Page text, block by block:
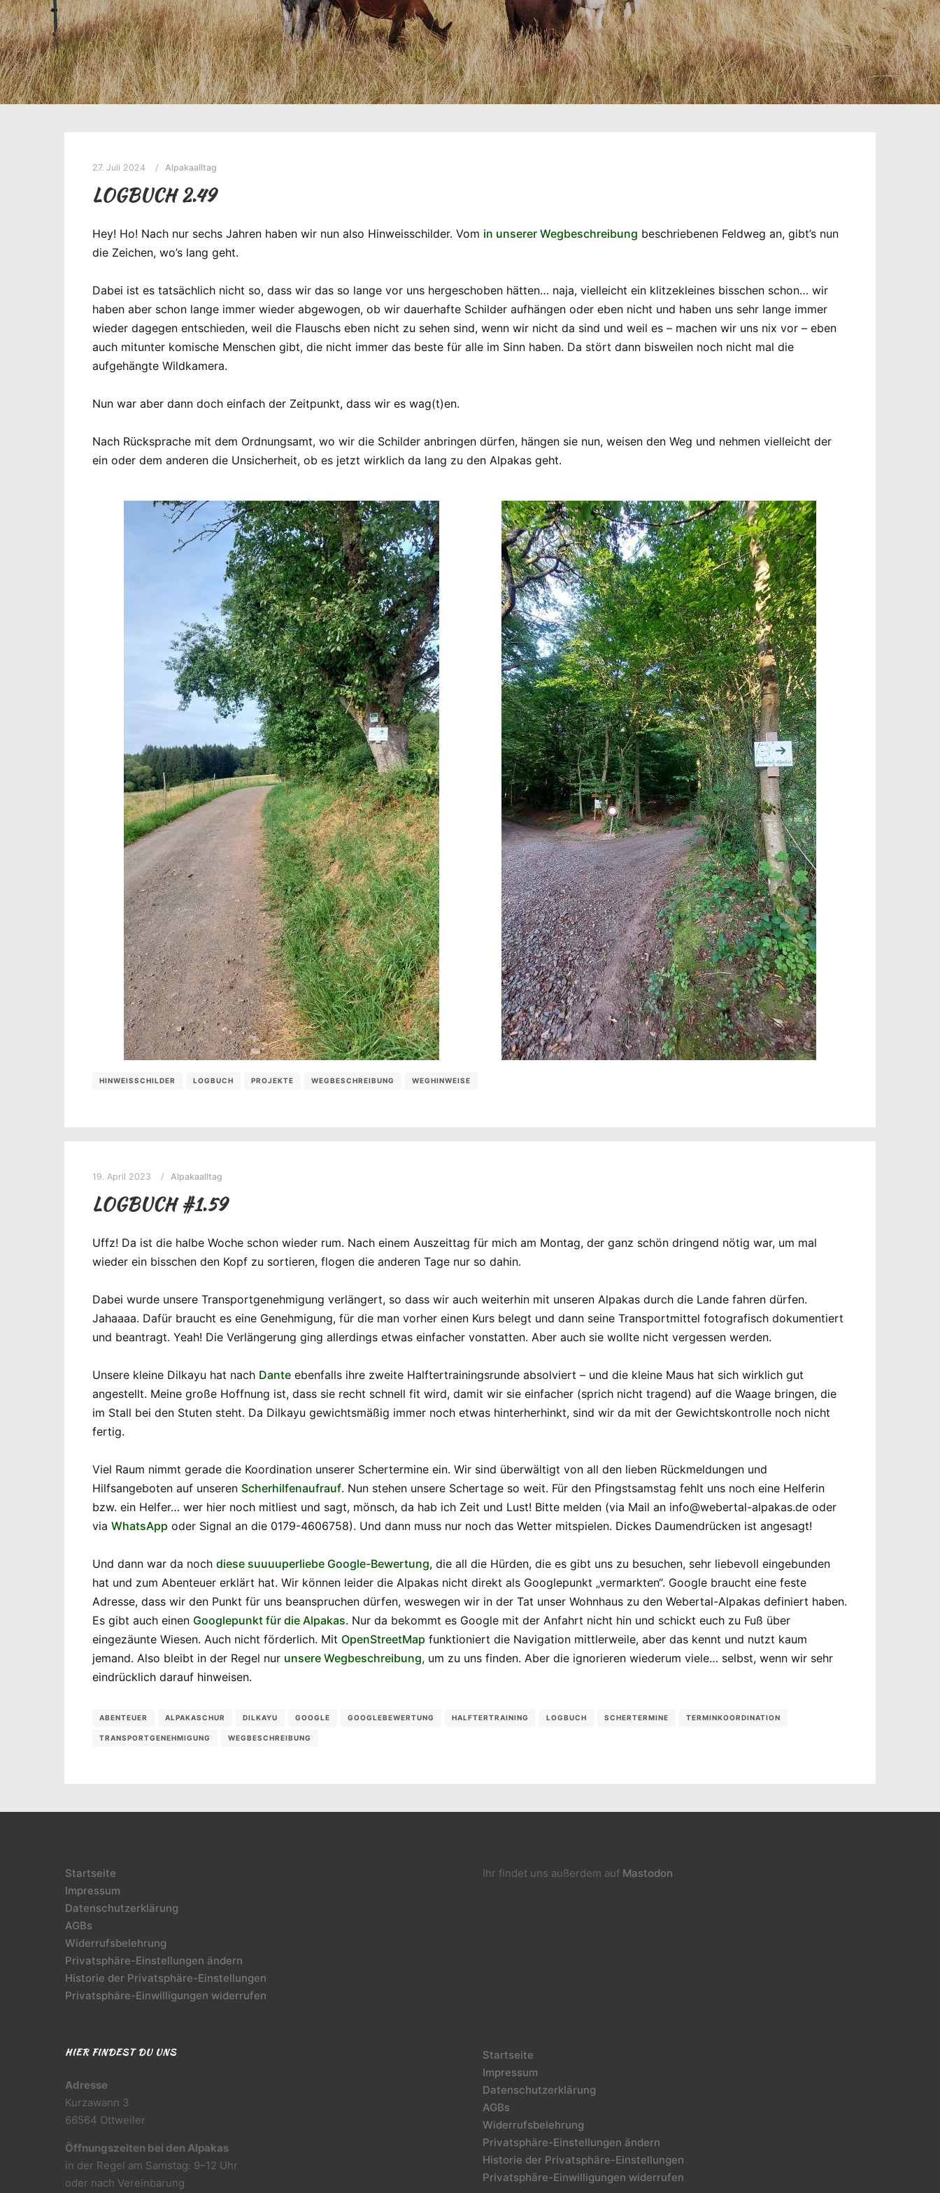
27. Juli 2024 Alpakaalltag
LOGBUCH 2.49
Hey! Ho! Nach nur sechs Jahren haben wir nun also Hinweisschilder. Vom in unserer Wegbeschreibung beschriebenen Feldweg an, gibt’s nun
die Zeichen, wo’s lang geht.
Dabei ist es tatsächlich nicht so, dass wir das so lange vor uns hergeschoben hätten… naja, vielleicht ein klitzekleines bisschen schon… wir
haben aber schon lange immer wieder abgewogen, ob wir dauerhafte Schilder aufhängen oder eben nicht und haben uns sehr lange immer
wieder dagegen entschieden, weil die Flauschs eben nicht zu sehen sind, wenn wir nicht da sind und weil es – machen wir uns nix vor – eben
auch mitunter komische Menschen gibt, die nicht immer das beste für alle im Sinn haben. Da stört dann bisweilen noch nicht mal die
aufgehängte Wildkamera.
Nun war aber dann doch einfach der Zeitpunkt, dass wir es wag(t)en.
Nach Rücksprache mit dem Ordnungsamt, wo wir die Schilder anbringen dürfen, hängen sie nun, weisen den Weg und nehmen vielleicht der
ein oder dem anderen die Unsicherheit, ob es jetzt wirklich da lang zu den Alpakas geht.
HINWEISSCHILDER LOGBUCH PROJEKTE WEGBESCHREIBUNG WEGHINWEISE
19. April 2023 Alpakaalltag
LOGBUCH #1.59
Uffz! Da ist die halbe Woche schon wieder rum. Nach einem Auszeittag für mich am Montag, der ganz schön dringend nötig war, um mal
wieder ein bisschen den Kopf zu sortieren, flogen die anderen Tage nur so dahin.
Dabei wurde unsere Transportgenehmigung verlängert, so dass wir auch weiterhin mit unseren Alpakas durch die Lande fahren dürfen.
Jahaaaa. Dafür braucht es eine Genehmigung, für die man vorher einen Kurs belegt und dann seine Transportmittel fotografisch dokumentiert
und beantragt. Yeah! Die Verlängerung ging allerdings etwas einfacher vonstatten. Aber auch sie wollte nicht vergessen werden.
Unsere kleine Dilkayu hat nach Dante ebenfalls ihre zweite Halftertrainingsrunde absolviert – und die kleine Maus hat sich wirklich gut
angestellt. Meine große Hoffnung ist, dass sie recht schnell fit wird, damit wir sie einfacher (sprich nicht tragend) auf die Waage bringen, die
im Stall bei den Stuten steht. Da Dilkayu gewichtsmäßig immer noch etwas hinterherhinkt, sind wir da mit der Gewichtskontrolle noch nicht
fertig.
Viel Raum nimmt gerade die Koordination unserer Schertermine ein. Wir sind überwältigt von all den lieben Rückmeldungen und
Hilfsangeboten auf unseren Scherhilfenaufrauf. Nun stehen unsere Schertage so weit. Für den Pfingstsamstag fehlt uns noch eine Helferin
bzw. ein Helfer… wer hier noch mitliest und sagt, mönsch, da hab ich Zeit und Lust! Bitte melden (via Mail an info@webertal-alpakas.de oder
via WhatsApp oder Signal an die 0179-4606758). Und dann muss nur noch das Wetter mitspielen. Dickes Daumendrücken ist angesagt!
Und dann war da noch diese suuuuperliebe Google-Bewertung, die all die Hürden, die es gibt uns zu besuchen, sehr liebevoll eingebunden
hat und zum Abenteuer erklärt hat. Wir können leider die Alpakas nicht direkt als Googlepunkt „vermarkten“. Google braucht eine feste
Adresse, dass wir den Punkt für uns beanspruchen dürfen, weswegen wir in der Tat unser Wohnhaus zu den Webertal-Alpakas definiert haben.
Es gibt auch einen Googlepunkt für die Alpakas. Nur da bekommt es Google mit der Anfahrt nicht hin und schickt euch zu Fuß über
eingezäunte Wiesen. Auch nicht förderlich. Mit OpenStreetMap funktioniert die Navigation mittlerweile, aber das kennt und nutzt kaum
jemand. Also bleibt in der Regel nur unsere Wegbeschreibung, um zu uns finden. Aber die ignorieren wiederum viele… selbst, wenn wir sehr
eindrücklich darauf hinweisen.
ABENTEUER ALPAKASCHUR DILKAYU GOOGLE GOOGLEBEWERTUNG HALFTERTRAINING LOGBUCH SCHERTERMINE TERMINKOORDINATION
TRANSPORTGENEHMIGUNG WEGBESCHREIBUNG
Startseite
Impressum
Datenschutzerklärung
AGBs
Widerrufsbelehrung
Privatsphäre-Einstellungen ändern
Historie der Privatsphäre-Einstellungen
Privatsphäre-Einwilligungen widerrufen
Ihr findet uns außerdem auf Mastodon
HIER FINDEST DU UNS
Adresse
Kurzawann 3
66564 Ottweiler
Öffnungszeiten bei den Alpakas
in der Regel am Samstag: 9–12 Uhr
oder nach Vereinbarung
Startseite
Impressum
Datenschutzerklärung
AGBs
Widerrufsbelehrung
Privatsphäre-Einstellungen ändern
Historie der Privatsphäre-Einstellungen
Privatsphäre-Einwilligungen widerrufen